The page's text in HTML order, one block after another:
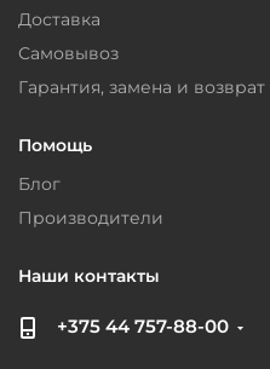
Доставка
Самовывоз
Гарантия, замена и возврат
Помощь
Блог
Производители
Наши контакты
+375 44 757-88-00